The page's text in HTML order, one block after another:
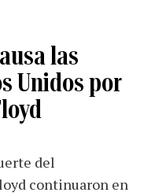
las
Unidos por
del
continuaron en